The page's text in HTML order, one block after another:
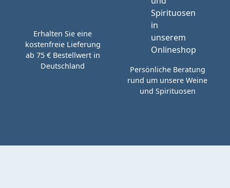
Erhalten Sie eine
kostenfreie Lieferung
ab 75 € Bestellwert in
Deutschland
Persönliche Beratung
rund um unsere Weine
und Spirituosen